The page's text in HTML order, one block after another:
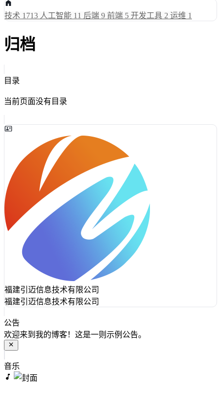
技术 1713 人工智能 11 后端 9 前端 5 开发工具 2 运维 1
归档
目录
当前页面没有目录
福建引迈信息技术有限公司
福建引迈信息技术有限公司
公告
欢迎来到我的博客！这是一则示例公告。
音乐